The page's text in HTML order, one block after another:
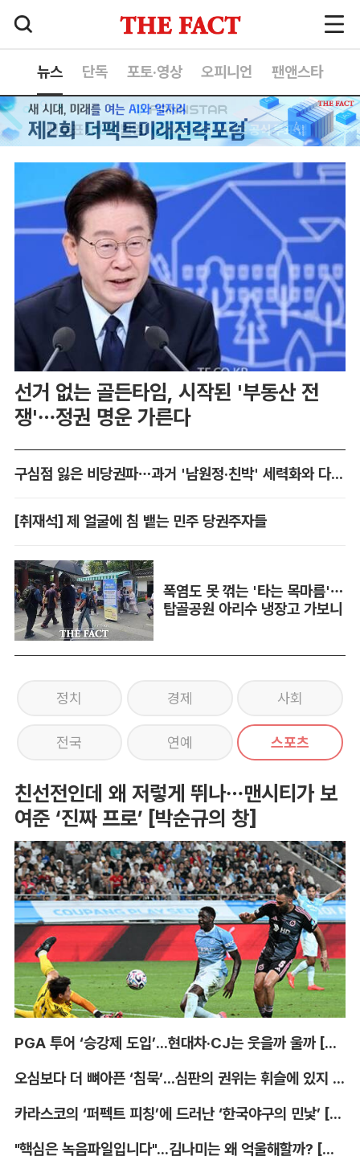
뉴스 단독 포토·영상 오피니언 팬앤스타
선거 없는 골든타임, 시작된 '부동산 전
쟁'…정권 명운 가른다
구심점 잃은 비당권파…과거 '남원정·친박' 세력화와 다른 점은
[취재석] 제 얼굴에 침 뱉는 민주 당권주자들
폭염도 못 꺾는 '타는 목마름'…
탑골공원 아리수 냉장고 가보니
정치 경제 사회
전국 연예 스포츠
친선전인데 왜 저렇게 뛰나…맨시티가 보
여준 ‘진짜 프로’ [박순규의 창]
PGA 투어 ‘승강제 도입’...현대차·CJ는 웃을까 울까 [박호윤의 IN&OUT]
오심보다 더 뼈아픈 ‘침묵’...심판의 권위는 휘슬에 있지 않다 [박순규의 창]
카라스코의 ‘퍼펙트 피칭’에 드러난 ‘한국야구의 민낯’ [김대호의 야구생각]
"핵심은 녹음파일입니다"...김나미는 왜 억울해할까? [유병철의 스포츠 렉시오]